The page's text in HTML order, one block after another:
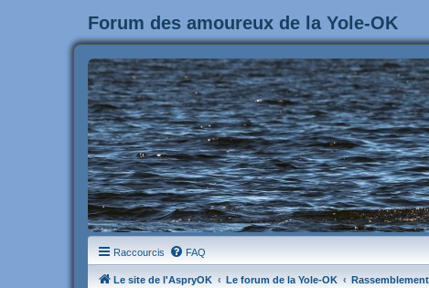
Forum des amoureux de la Yole-OK
Raccourcis FAQ
Le site de l'AspryOK Le forum de la Yole-OK